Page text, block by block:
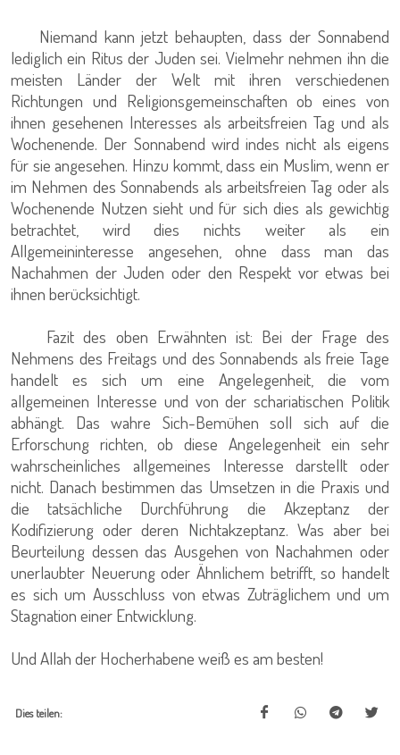
Niemand kann jetzt behaupten, dass der Sonnabend
lediglich ein Ritus der Juden sei. Vielmehr nehmen ihn die
meisten Länder der Welt mit ihren verschiedenen
Richtungen und Religionsgemeinschaften ob eines von
ihnen gesehenen Interesses als arbeitsfreien Tag und als
Wochenende. Der Sonnabend wird indes nicht als eigens
für sie angesehen. Hinzu kommt, dass ein Muslim, wenn er
im Nehmen des Sonnabends als arbeitsfreien Tag oder als
Wochenende Nutzen sieht und für sich dies als gewichtig
betrachtet, wird dies nichts weiter als ein
Allgemeininteresse angesehen, ohne dass man das
Nachahmen der Juden oder den Respekt vor etwas bei
ihnen berücksichtigt.
Fazit des oben Erwähnten ist: Bei der Frage des
Nehmens des Freitags und des Sonnabends als freie Tage
handelt es sich um eine Angelegenheit, die vom
allgemeinen Interesse und von der schariatischen Politik
abhängt. Das wahre Sich-Bemühen soll sich auf die
Erforschung richten, ob diese Angelegenheit ein sehr
wahrscheinliches allgemeines Interesse darstellt oder
nicht. Danach bestimmen das Umsetzen in die Praxis und
die tatsächliche Durchführung die Akzeptanz der
Kodifizierung oder deren Nichtakzeptanz. Was aber bei
Beurteilung dessen das Ausgehen von Nachahmen oder
unerlaubter Neuerung oder Ähnlichem betrifft, so handelt
es sich um Ausschluss von etwas Zuträglichem und um
Stagnation einer Entwicklung.
Und Allah der Hocherhabene weiß es am besten!
Dies teilen: